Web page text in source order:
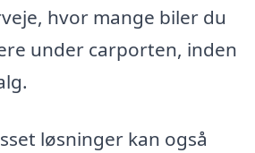
hvor mange biler du
under carporten, inden
løsninger kan også